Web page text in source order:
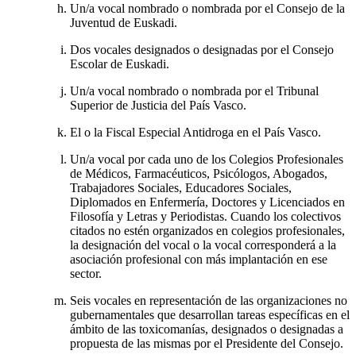
Un/a vocal nombrado o nombrada por el Consejo de la
Juventud de Euskadi.
Dos vocales designados o designadas por el Consejo
Escolar de Euskadi.
Un/a vocal nombrado o nombrada por el Tribunal
Superior de Justicia del País Vasco.
El o la Fiscal Especial Antidroga en el País Vasco.
Un/a vocal por cada uno de los Colegios Profesionales
de Médicos, Farmacéuticos, Psicólogos, Abogados,
Trabajadores Sociales, Educadores Sociales,
Diplomados en Enfermería, Doctores y Licenciados en
Filosofía y Letras y Periodistas. Cuando los colectivos
citados no estén organizados en colegios profesionales,
la designación del vocal o la vocal corresponderá a la
asociación profesional con más implantación en ese
sector.
Seis vocales en representación de las organizaciones no
gubernamentales que desarrollan tareas específicas en el
ámbito de las toxicomanías, designados o designadas a
propuesta de las mismas por el Presidente del Consejo.